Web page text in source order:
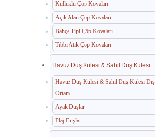
Küllüklü Çöp Kovaları
Açık Alan Çöp Kovaları
Bahçe Tipi Çöp Kovaları
Tıbbi Atık Çöp Kovaları
Havuz Duş Kulesi & Sahil Duş Kulesi
Havuz Duş Kulesi & Sahil Duş Kulesi Dış
Ortam
Ayak Duşlar
Plaj Duşlar